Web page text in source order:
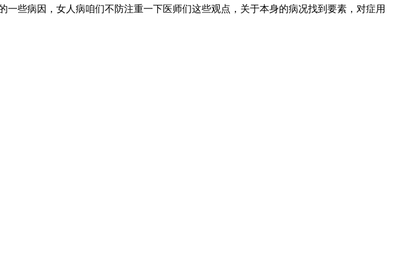
些病因，女人病咱们不防注重一下医师们这些观点，关于本身的病况找到要素，对症用